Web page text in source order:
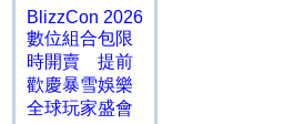
BlizzCon 2026
數位組合包限
時開賣 提前
歡慶暴雪娛樂
全球玩家盛會